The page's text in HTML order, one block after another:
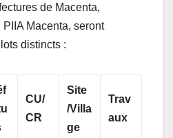
de Macenta,
PIIA Macenta, seront
distincts :
CU/
CR
Site
/Villa
ge
Trav
aux